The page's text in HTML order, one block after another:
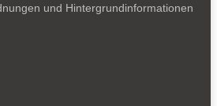
und Hintergrundinformationen